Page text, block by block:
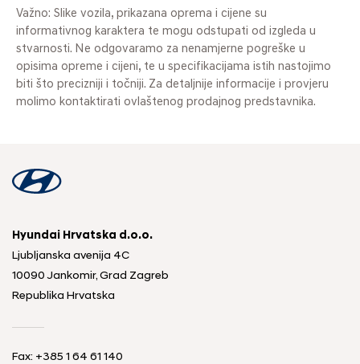
Važno: Slike vozila, prikazana oprema i cijene su
informativnog karaktera te mogu odstupati od izgleda u
stvarnosti. Ne odgovaramo za nenamjerne pogreške u
opisima opreme i cijeni, te u specifikacijama istih nastojimo
biti što precizniji i točniji. Za detaljnije informacije i provjeru
molimo kontaktirati ovlaštenog prodajnog predstavnika.
Hyundai Hrvatska d.o.o.
Ljubljanska avenija 4C
10090 Jankomir, Grad Zagreb
Republika Hrvatska
Fax: +385 1 64 61 140